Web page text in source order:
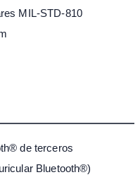
MIL-STD-810
de terceros
Bluetooth®)